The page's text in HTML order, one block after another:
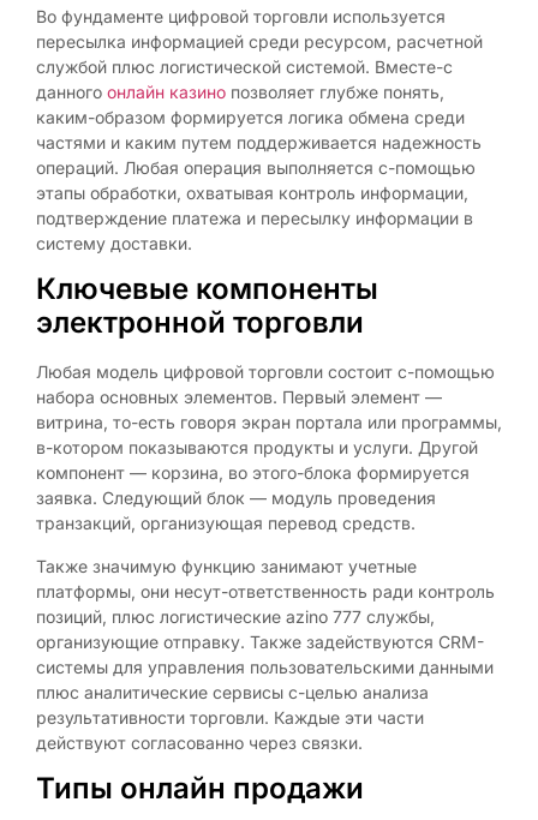
Во фундаменте цифровой торговли используется
пересылка информацией среди ресурсом, расчетной
службой плюс логистической системой. Вместе-с
данного онлайн казино позволяет глубже понять,
каким-образом формируется логика обмена среди
частями и каким путем поддерживается надежность
операций. Любая операция выполняется с-помощью
этапы обработки, охватывая контроль информации,
подтверждение платежа и пересылку информации в
систему доставки.
Ключевые компоненты
электронной торговли
Любая модель цифровой торговли состоит с-помощью
набора основных элементов. Первый элемент —
витрина, то-есть говоря экран портала или программы,
в-котором показываются продукты и услуги. Другой
компонент — корзина, во этого-блока формируется
заявка. Следующий блок — модуль проведения
транзакций, организующая перевод средств.
Также значимую функцию занимают учетные
платформы, они несут-ответственность ради контроль
позиций, плюс логистические azino 777 службы,
организующие отправку. Также задействуются CRM-
системы для управления пользовательскими данными
плюс аналитические сервисы с-целью анализа
результативности торговли. Каждые эти части
действуют согласованно через связки.
Типы онлайн продажи